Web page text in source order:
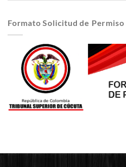
Formato Solicitud de Permiso